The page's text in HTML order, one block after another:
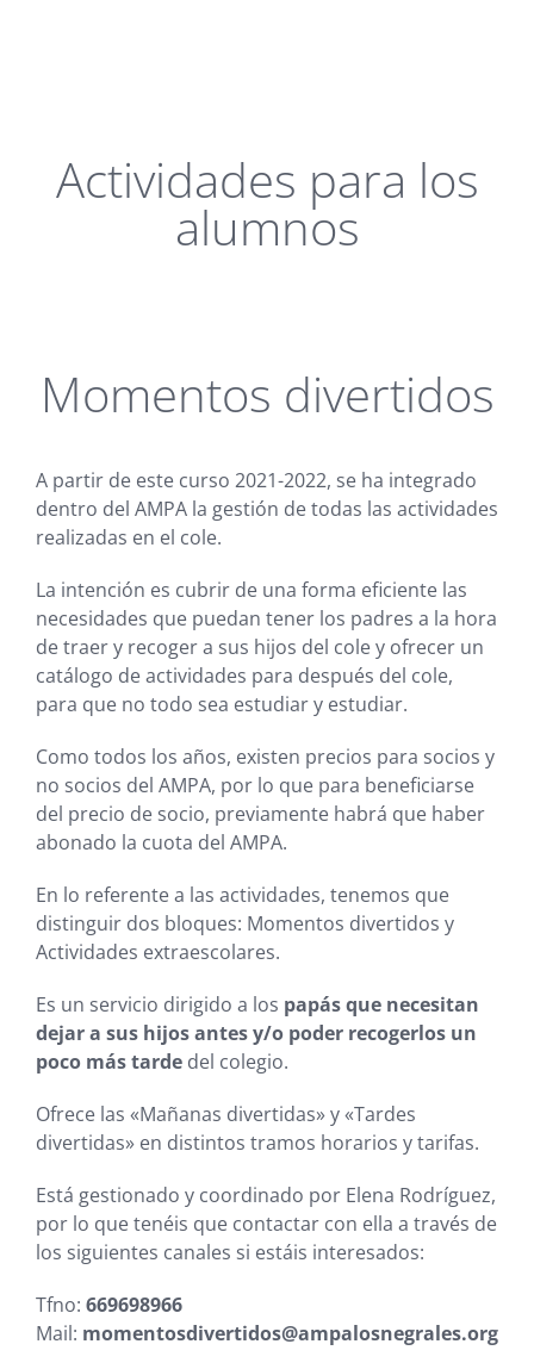
Actividades para los
alumnos
A partir de este curso 2021-2022, se ha integrado
dentro del AMPA la gestión de todas las actividades
realizadas en el cole.
La intención es cubrir de una forma eficiente las
necesidades que puedan tener los padres a la hora
de traer y recoger a sus hijos del cole y ofrecer un
catálogo de actividades para después del cole,
para que no todo sea estudiar y estudiar.
Como todos los años, existen precios para socios y
no socios del AMPA, por lo que para beneficiarse
del precio de socio, previamente habrá que haber
abonado la cuota del AMPA.
En lo referente a las actividades, tenemos que
distinguir dos bloques: Momentos divertidos y
Actividades extraescolares.
Momentos divertidos
Es un servicio dirigido a los papás que necesitan
dejar a sus hijos antes y/o poder recogerlos un
poco más tarde del colegio.
Ofrece las «Mañanas divertidas» y «Tardes
divertidas» en distintos tramos horarios y tarifas.
Está gestionado y coordinado por Elena Rodríguez,
por lo que tenéis que contactar con ella a través de
los siguientes canales si estáis interesados:
Tfno: 669698966
Mail: momentosdivertidos@ampalosnegrales.org